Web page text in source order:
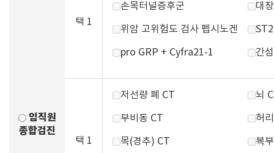
임직원
종합검진
택 1
손목터널증후군 대
위암 고위험도 검사 펩시노겐
pro GRP + Cyfra21-1 간
택 1
저선량 폐 CT 뇌
부비동 CT 허
목(경추) CT 복